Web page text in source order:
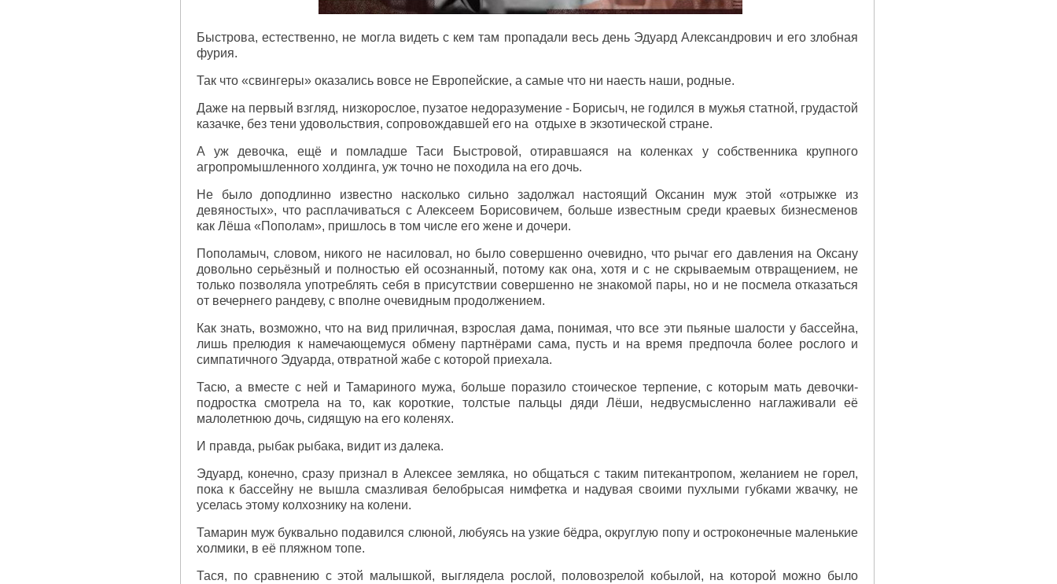
Быстрова, естественно, не могла видеть с кем там пропадали весь день Эдуард Александрович и его злобная
фурия.
Так что «свингеры» оказались вовсе не Европейские, а самые что ни наесть наши, родные.
Даже на первый взгляд, низкорослое, пузатое недоразумение - Борисыч, не годился в мужья статной, грудастой
казачке, без тени удовольствия, сопровождавшей его на отдыхе в экзотической стране.
А уж девочка, ещё и помладше Таси Быстровой, отиравшаяся на коленках у собственника крупного
агропромышленного холдинга, уж точно не походила на его дочь.
Не было доподлинно известно насколько сильно задолжал настоящий Оксанин муж этой «отрыжке из
девяностых», что расплачиваться с Алексеем Борисовичем, больше известным среди краевых бизнесменов
как Лёша «Пополам», пришлось в том числе его жене и дочери.
Пополамыч, словом, никого не насиловал, но было совершенно очевидно, что рычаг его давления на Оксану
довольно серьёзный и полностью ей осознанный, потому как она, хотя и с не скрываемым отвращением, не
только позволяла употреблять себя в присутствии совершенно не знакомой пары, но и не посмела отказаться
от вечернего рандеву, с вполне очевидным продолжением.
Как знать, возможно, что на вид приличная, взрослая дама, понимая, что все эти пьяные шалости у бассейна,
лишь прелюдия к намечающемуся обмену партнёрами сама, пусть и на время предпочла более рослого и
симпатичного Эдуарда, отвратной жабе с которой приехала.
Тасю, а вместе с ней и Тамариного мужа, больше поразило стоическое терпение, с которым мать девочки-
подростка смотрела на то, как короткие, толстые пальцы дяди Лёши, недвусмысленно наглаживали её
малолетнюю дочь, сидящую на его коленях.
И правда, рыбак рыбака, видит из далека.
Эдуард, конечно, сразу признал в Алексее земляка, но общаться с таким питекантропом, желанием не горел,
пока к бассейну не вышла смазливая белобрысая нимфетка и надувая своими пухлыми губками жвачку, не
уселась этому колхознику на колени.
Тамарин муж буквально подавился слюной, любуясь на узкие бёдра, округлую попу и остроконечные маленькие
холмики, в её пляжном топе.
Тася, по сравнению с этой малышкой, выглядела рослой, половозрелой кобылой, на которой можно было